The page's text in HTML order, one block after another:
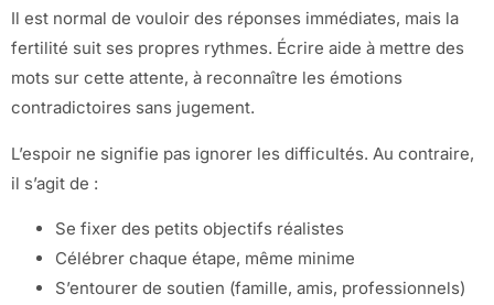
Il est normal de vouloir des réponses immédiates, mais la
fertilité suit ses propres rythmes. Écrire aide à mettre des
mots sur cette attente, à reconnaître les émotions
contradictoires sans jugement.
L’espoir ne signifie pas ignorer les difficultés. Au contraire,
il s’agit de :
Se fixer des petits objectifs réalistes
Célébrer chaque étape, même minime
S’entourer de soutien (famille, amis, professionnels)